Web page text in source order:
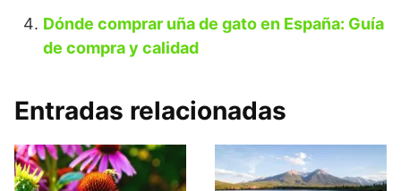
Dónde comprar uña de gato en España: Guía
de compra y calidad
Entradas relacionadas